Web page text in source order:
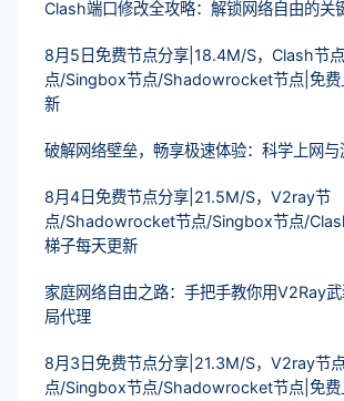
Clash端口修改全攻略：解锁网络自由的关
8月5日免费节点分享|18.4M/S，Clash节
点/Singbox节点/Shadowrocket节点|免费
新
破解网络壁垒，畅享极速体验：科学上网
8月4日免费节点分享|21.5M/S，V2ray节
点/Shadowrocket节点/Singbox节点/
梯子每天更新
家庭网络自由之路：手把手教你用V2Ray
局代理
8月3日免费节点分享|21.3M/S，V2ray节
点/Singbox节点/Shadowrocket节点|免费